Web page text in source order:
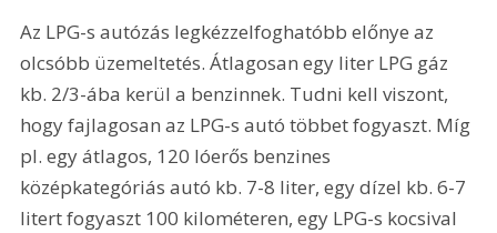
Az LPG-s autózás legkézzelfoghatóbb előnye az
olcsóbb üzemeltetés. Átlagosan egy liter LPG gáz
kb. 2/3-ába kerül a benzinnek. Tudni kell viszont,
hogy fajlagosan az LPG-s autó többet fogyaszt. Míg
pl. egy átlagos, 120 lóerős benzines
középkategóriás autó kb. 7-8 liter, egy dízel kb. 6-7
litert fogyaszt 100 kilométeren, egy LPG-s kocsival